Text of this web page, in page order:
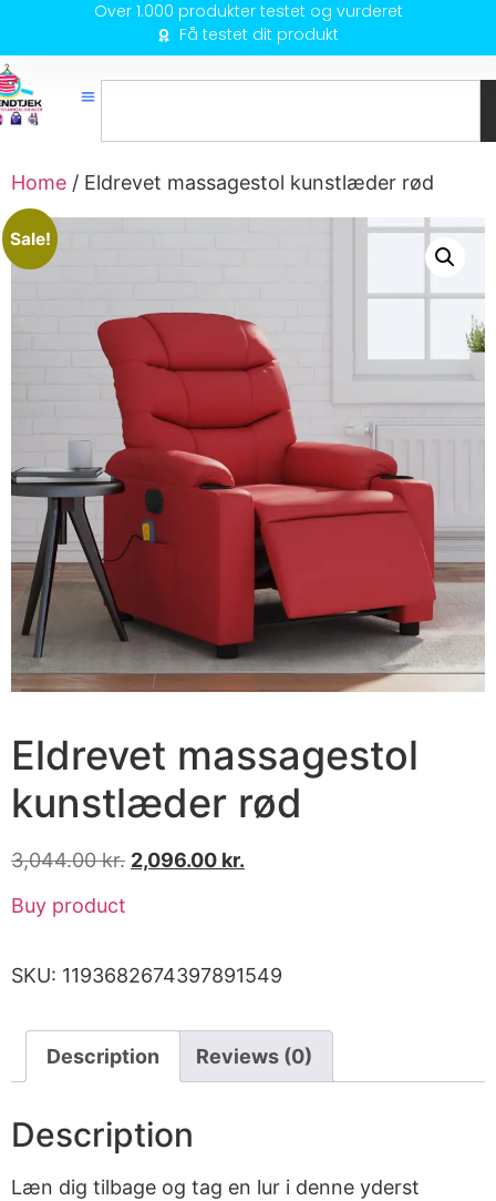
Over 1.000 produkter testet og vurderet
Få testet dit produkt
Home / Eldrevet massagestol kunstlæder rød
Sale!
Eldrevet massagestol
kunstlæder rød
3,044.00kr. 2,096.00 kr.
Buy product
SKU: 1193682674397891549
Description Reviews (0)
Description
Læn dig tilbage og tag en lur i denne yderst